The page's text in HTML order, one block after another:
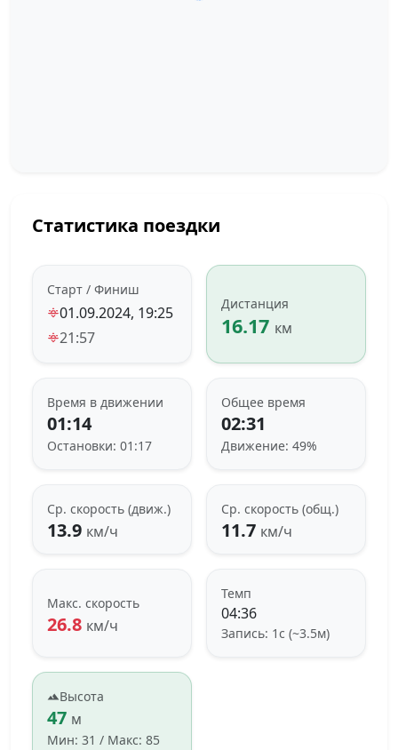
Загрузка трека...
Статистика поездки
Старт / Финиш
01.09.2024, 19:25
21:57
Дистанция
16.17 км
Время в движении
01:14
Остановки: 01:17
Общее время
02:31
Движение: 49%
Ср. скорость (движ.)
13.9 км/ч
Ср. скорость (общ.)
11.7 км/ч
Макс. скорость
26.8 км/ч
Темп
04:36
Запись: 1с (~3.5м)
Высота
47 м
Мин: 31 / Макс: 85